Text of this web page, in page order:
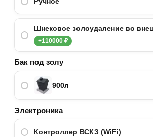
Шнековое золоудаление во
+110000 ₽
Бак под золу
900л
Электроника
Контроллер ВСКЗ (WiFi)